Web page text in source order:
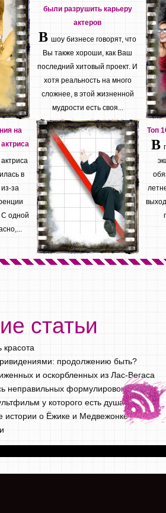
на
в
за
С одной
были разрушить карьеру
актеров
В шоу бизнесе говорят, что
Вы также хороши, как Ваш
последний хитовый проект. И
хотя реальность на много
сложнее, в этой жизненной
мудрости есть своя...
Топ
В
статьи
красота
продолжению быть?
и оскорбленных из Лас-Вегаса
неправильных формулировок
у которого есть душа
истории о Ёжике и Медвежонке